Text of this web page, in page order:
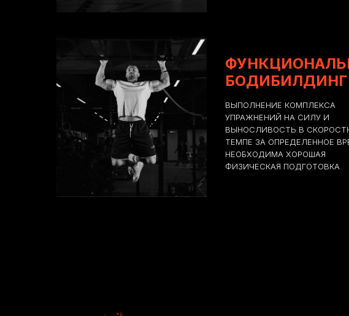
БОДИБИЛДИНГ
ВЫПОЛНЕНИЕ КОМПЛЕКСА
УПРАЖНЕНИЙ НА СИЛУ И
ВЫНОСЛИВОСТЬ В
ТЕМПЕ ЗА ОПРЕДЕЛЕННОЕ
НЕОБХОДИМА ХОРОШАЯ
ФИЗИЧЕСКАЯ ПОДГОТОВКА.